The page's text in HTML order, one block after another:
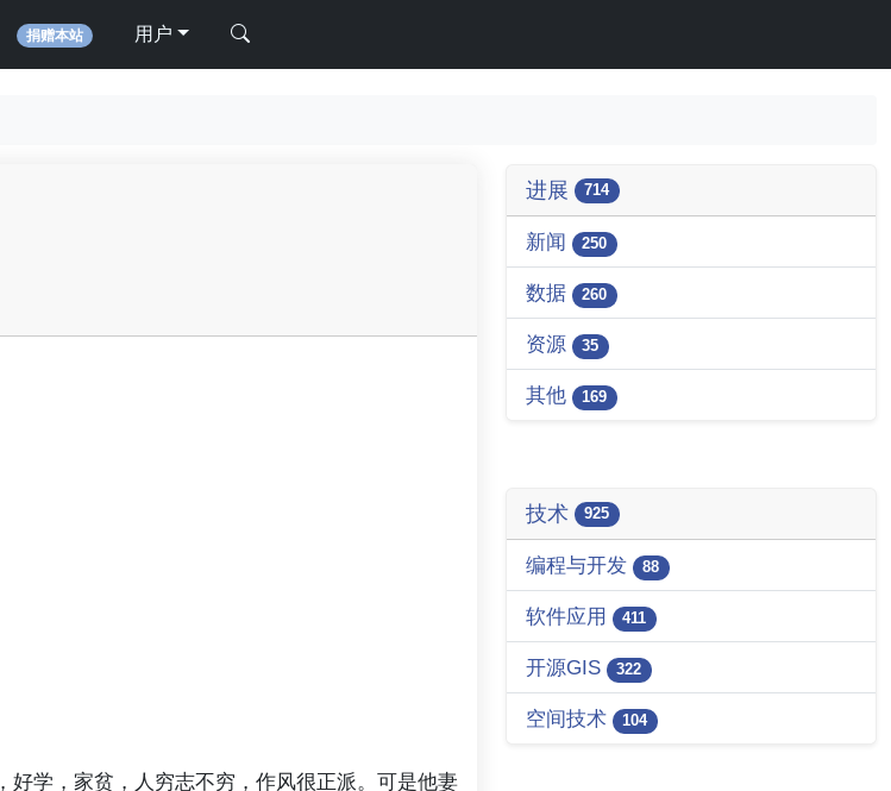
捐赠本站 用户
，好学，家贫，人穷志不穷，作风很正派。可是他妻
进展 714
新闻 250
数据 260
资源 35
其他 169
技术 925
编程与开发 88
软件应用 411
开源GIS 322
空间技术 104